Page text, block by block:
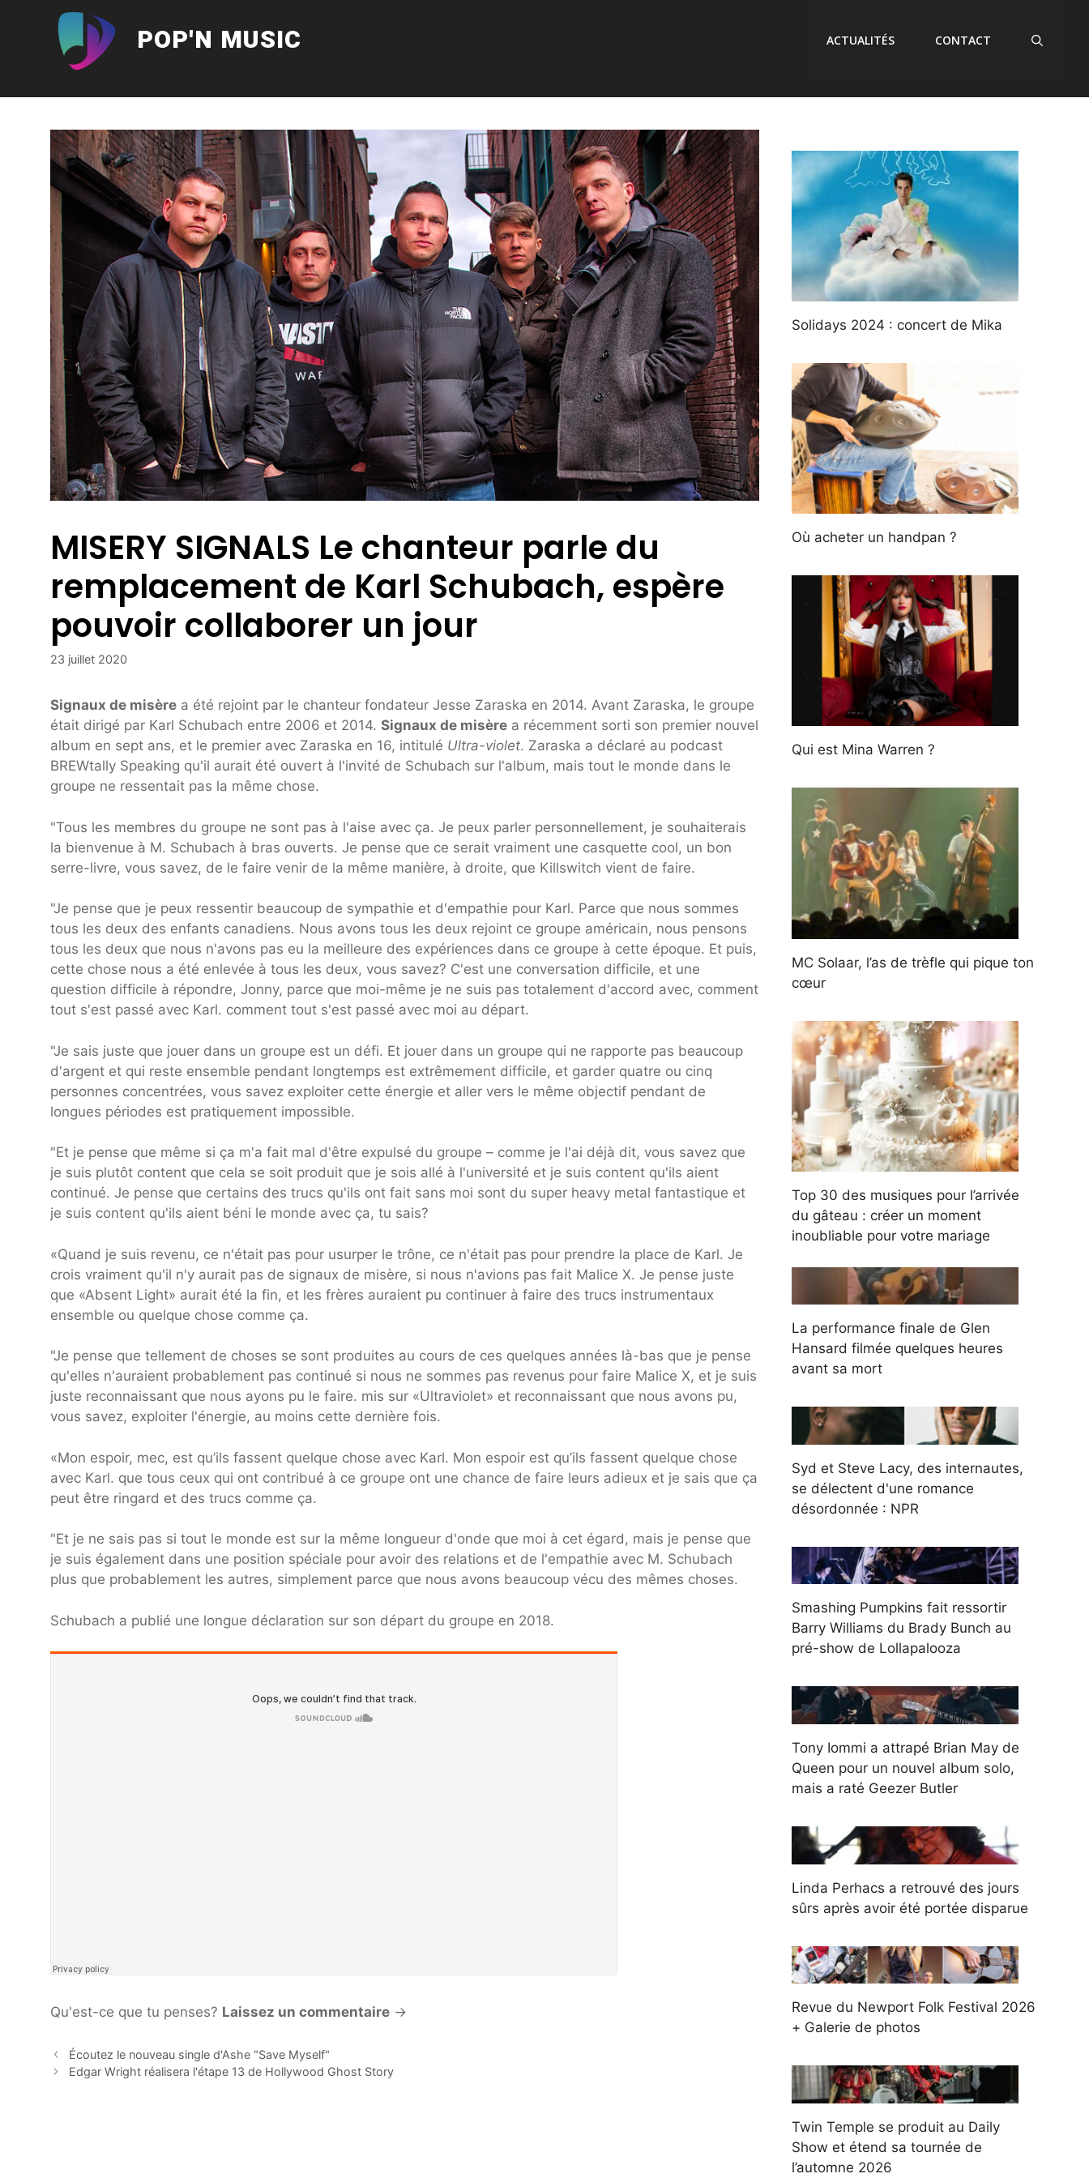
POP'N MUSIC ACTUALITÉS CONTACT
MISERY SIGNALS Le chanteur parle du
remplacement de Karl Schubach, espère
pouvoir collaborer un jour
23 juillet 2020
Signaux de misère a été rejoint par le chanteur fondateur Jesse Zaraska en 2014. Avant Zaraska, le groupe
était dirigé par Karl Schubach entre 2006 et 2014. Signaux de misère a récemment sorti son premier nouvel
album en sept ans, et le premier avec Zaraska en 16, intitulé Ultra-violet. Zaraska a déclaré au podcast
BREWtally Speaking qu'il aurait été ouvert à l'invité de Schubach sur l'album, mais tout le monde dans le
groupe ne ressentait pas la même chose.
"Tous les membres du groupe ne sont pas à l'aise avec ça. Je peux parler personnellement, je souhaiterais
la bienvenue à M. Schubach à bras ouverts. Je pense que ce serait vraiment une casquette cool, un bon
serre-livre, vous savez, de le faire venir de la même manière, à droite, que Killswitch vient de faire.
"Je pense que je peux ressentir beaucoup de sympathie et d'empathie pour Karl. Parce que nous sommes
tous les deux des enfants canadiens. Nous avons tous les deux rejoint ce groupe américain, nous pensons
tous les deux que nous n'avons pas eu la meilleure des expériences dans ce groupe à cette époque. Et puis,
cette chose nous a été enlevée à tous les deux, vous savez? C'est une conversation difficile, et une
question difficile à répondre, Jonny, parce que moi-même je ne suis pas totalement d'accord avec, comment
tout s'est passé avec Karl. comment tout s'est passé avec moi au départ.
"Je sais juste que jouer dans un groupe est un défi. Et jouer dans un groupe qui ne rapporte pas beaucoup
d'argent et qui reste ensemble pendant longtemps est extrêmement difficile, et garder quatre ou cinq
personnes concentrées, vous savez exploiter cette énergie et aller vers le même objectif pendant de
longues périodes est pratiquement impossible.
"Et je pense que même si ça m'a fait mal d'être expulsé du groupe – comme je l'ai déjà dit, vous savez que
je suis plutôt content que cela se soit produit que je sois allé à l'université et je suis content qu'ils aient
continué. Je pense que certains des trucs qu'ils ont fait sans moi sont du super heavy metal fantastique et
je suis content qu'ils aient béni le monde avec ça, tu sais?
«Quand je suis revenu, ce n'était pas pour usurper le trône, ce n'était pas pour prendre la place de Karl. Je
crois vraiment qu'il n'y aurait pas de signaux de misère, si nous n'avions pas fait Malice X. Je pense juste
que «Absent Light» aurait été la fin, et les frères auraient pu continuer à faire des trucs instrumentaux
ensemble ou quelque chose comme ça.
"Je pense que tellement de choses se sont produites au cours de ces quelques années là-bas que je pense
qu'elles n'auraient probablement pas continué si nous ne sommes pas revenus pour faire Malice X, et je suis
juste reconnaissant que nous ayons pu le faire. mis sur «Ultraviolet» et reconnaissant que nous avons pu,
vous savez, exploiter l'énergie, au moins cette dernière fois.
«Mon espoir, mec, est qu’ils fassent quelque chose avec Karl. Mon espoir est qu’ils fassent quelque chose
avec Karl. que tous ceux qui ont contribué à ce groupe ont une chance de faire leurs adieux et je sais que ça
peut être ringard et des trucs comme ça.
"Et je ne sais pas si tout le monde est sur la même longueur d'onde que moi à cet égard, mais je pense que
je suis également dans une position spéciale pour avoir des relations et de l'empathie avec M. Schubach
plus que probablement les autres, simplement parce que nous avons beaucoup vécu des mêmes choses.
Schubach a publié une longue déclaration sur son départ du groupe en 2018.
Qu'est-ce que tu penses? Laissez un commentaire →
Écoutez le nouveau single d'Ashe "Save Myself"
Edgar Wright réalisera l'étape 13 de Hollywood Ghost Story
Solidays 2024 : concert de Mika
Où acheter un handpan ?
Qui est Mina Warren ?
MC Solaar, l’as de trèfle qui pique ton
cœur
Top 30 des musiques pour l’arrivée
du gâteau : créer un moment
inoubliable pour votre mariage
La performance finale de Glen
Hansard filmée quelques heures
avant sa mort
Syd et Steve Lacy, des internautes,
se délectent d'une romance
désordonnée : NPR
Smashing Pumpkins fait ressortir
Barry Williams du Brady Bunch au
pré-show de Lollapalooza
Tony Iommi a attrapé Brian May de
Queen pour un nouvel album solo,
mais a raté Geezer Butler
Linda Perhacs a retrouvé des jours
sûrs après avoir été portée disparue
Revue du Newport Folk Festival 2026
+ Galerie de photos
Twin Temple se produit au Daily
Show et étend sa tournée de
l’automne 2026